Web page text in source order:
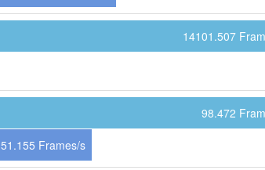
14101.507
98.472
51.155 Frames/s